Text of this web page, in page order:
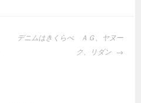
デニムはきくらべ ＡＧ、ヤヌー
ク、リダン